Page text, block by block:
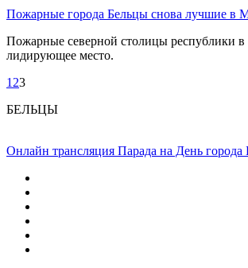
Пожарные города Бельцы снова лучшие в
Пожарные северной столицы республики в
лидирующее место.
1 23
БЕЛЬЦЫ
Онлайн трансляция Парада на День города